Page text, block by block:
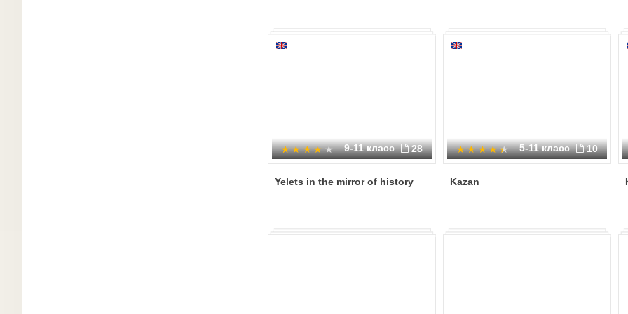
9-11 класс 28
Yelets in the mirror of history
5-11 класс 10
Kazan